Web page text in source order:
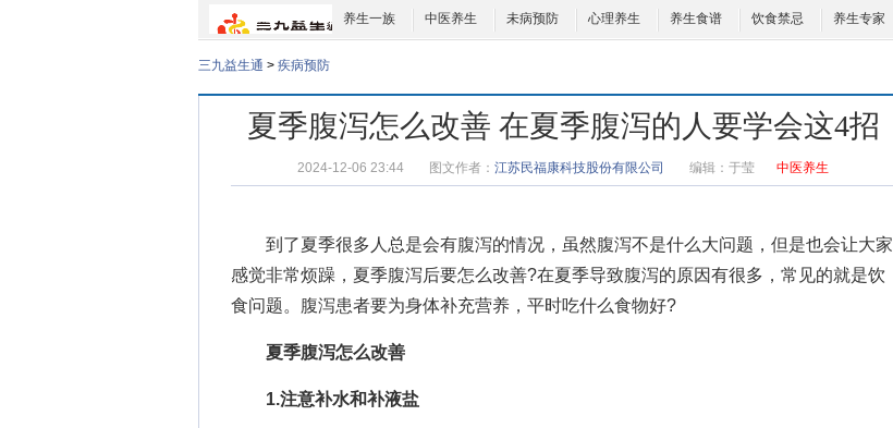
养生一族 中医养生 未病预防 心理养生 养生食谱 饮食禁忌 养生专家
三九益生通 > 疾病预防
夏季腹泻怎么改善 在夏季腹泻的人要学会这4招
2024-12-06 23:44 图文作者： 江苏民福康科技股份有限公司 编辑： 于莹 中医养生
到了夏季很多人总是会有腹泻的情况，虽然腹泻不是什么大问题，但是也会让大家
感觉非常烦躁，夏季腹泻后要怎么改善?在夏季导致腹泻的原因有很多，常见的就是饮
食问题。腹泻患者要为身体补充营养，平时吃什么食物好?
夏季腹泻怎么改善
1.注意补水和补液盐